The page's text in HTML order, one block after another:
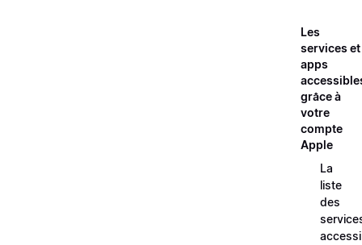
Les
services et
apps
grâce à
votre
compte
Apple
La
liste
des